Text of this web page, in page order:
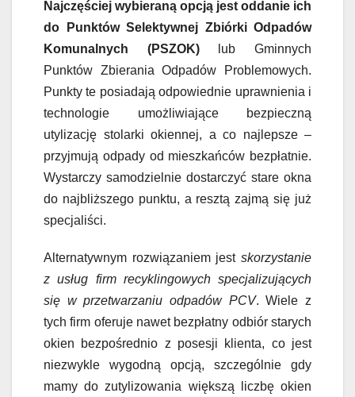
Najczęściej wybieraną opcją jest oddanie ich
do Punktów Selektywnej Zbiórki Odpadów
Komunalnych (PSZOK)lub Gminnych
Punktów Zbierania Odpadów Problemowych.
Punkty te posiadają odpowiednie uprawnienia i
technologie umożliwiające bezpieczną
utylizację stolarki okiennej, a co najlepsze –
przyjmują odpady od mieszkańców bezpłatnie.
Wystarczy samodzielnie dostarczyć stare okna
do najbliższego punktu, a resztą zajmą się już
specjaliści.
Alternatywnym rozwiązaniem jest skorzystanie
z usług firm recyklingowych specjalizujących
się w przetwarzaniu odpadów PCV. Wiele z
tych firm oferuje nawet bezpłatny odbiór starych
okien bezpośrednio z posesji klienta, co jest
niezwykle wygodną opcją, szczególnie gdy
mamy do zutylizowania większą liczbę okien